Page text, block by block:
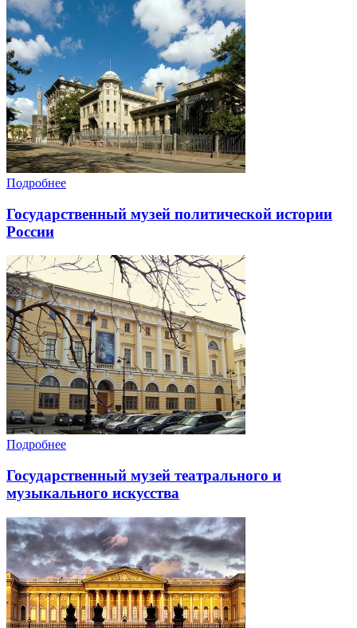
Подробнее
Государственный музей политической истории
России
Подробнее
Государственный музей театрального и
музыкального искусства